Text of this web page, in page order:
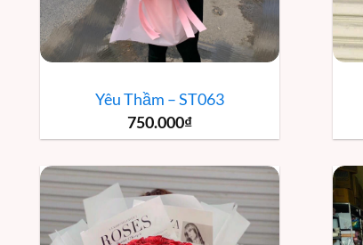
Yêu Thầm – ST063
750.000₫